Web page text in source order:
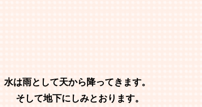
水は雨として天から降ってきます。
そして地下にしみとおります。